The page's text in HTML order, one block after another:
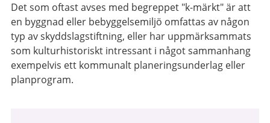
Det som oftast avses med begreppet "k-märkt" är att
en byggnad eller bebyggelsemiljö omfattas av någon
typ av skyddslagstiftning, eller har uppmärksammats
som kulturhistoriskt intressant i något sammanhang
exempelvis ett kommunalt planeringsunderlag eller
planprogram.